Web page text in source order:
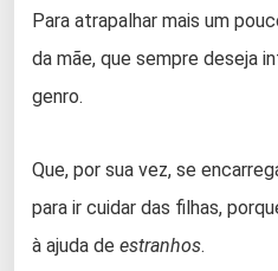
Para atrapalhar mais um
da mãe, que sempre deseja
genro.
Que, por sua vez, se
para ir cuidar das filhas,
à ajuda de estranhos.